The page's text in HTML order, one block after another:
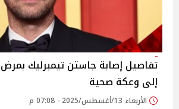
تفاصيل إصابة جاستن تيمبرليك
إلى وعكة صحية
الأربعاء 13/أغسطس/2025 - 07:08 م